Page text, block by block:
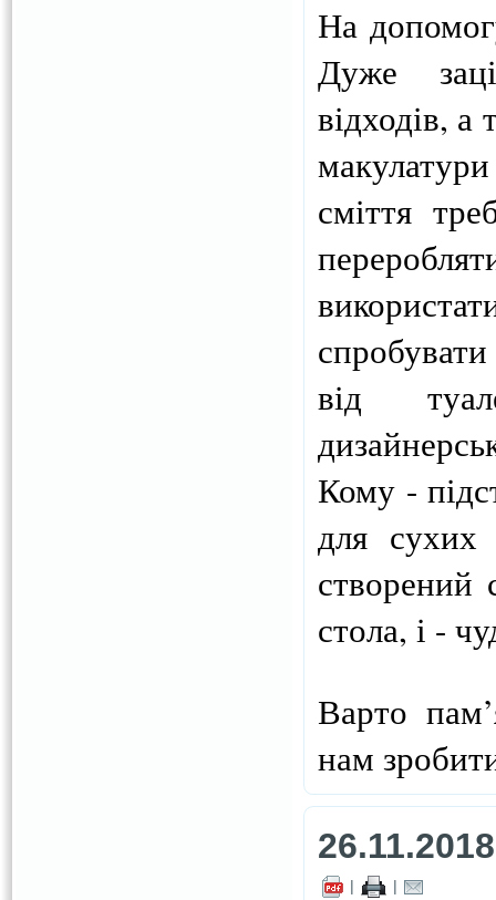
На
Дуже
відходів,
сміття
від
Кому -
для сухих
створений
стола, і -
Варто
нам
26.11.2018
| |